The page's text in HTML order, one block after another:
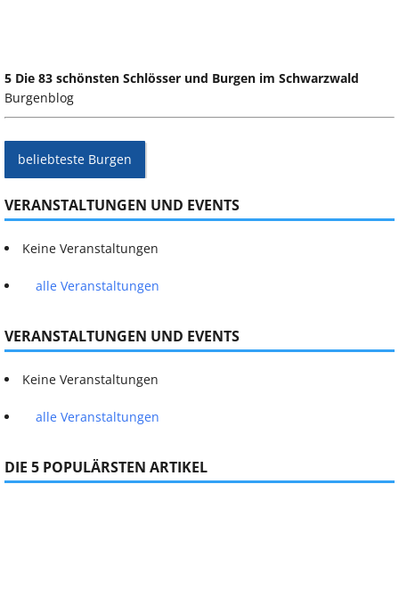
5 Die 83 schönsten Schlösser und Burgen im Schwarzwald
Burgenblog
beliebteste Burgen
VERANSTALTUNGEN UND EVENTS
Keine Veranstaltungen
alle Veranstaltungen
VERANSTALTUNGEN UND EVENTS
Keine Veranstaltungen
alle Veranstaltungen
DIE 5 POPULÄRSTEN ARTIKEL